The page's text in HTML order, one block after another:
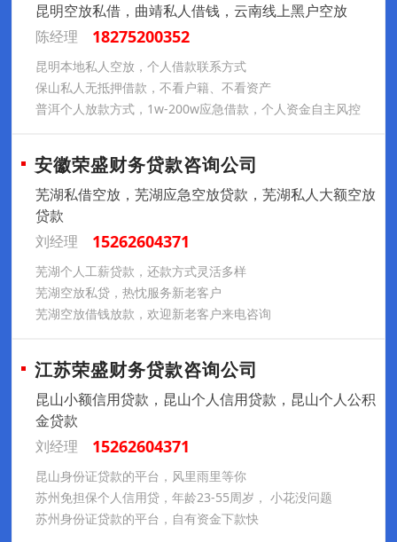
昆明空放私借，曲靖私人借钱，云南线上黑户空放
陈经理
18275200352
昆明本地私人空放，个人借款联系方式
保山私人无抵押借款，不看户籍、不看资产
普洱个人放款方式，1w-200w应急借款，个人资金自主风控
安徽荣盛财务贷款咨询公司
芜湖私借空放，芜湖应急空放贷款，芜湖私人大额空放
贷款
刘经理
15262604371
芜湖个人工薪贷款，还款方式灵活多样
芜湖空放私贷，热忱服务新老客户
芜湖空放借钱放款，欢迎新老客户来电咨询
江苏荣盛财务贷款咨询公司
昆山小额信用贷款，昆山个人信用贷款，昆山个人公积
金贷款
刘经理
15262604371
昆山身份证贷款的平台，风里雨里等你
苏州免担保个人信用贷，年龄23-55周岁， 小花没问题
苏州身份证贷款的平台，自有资金下款快